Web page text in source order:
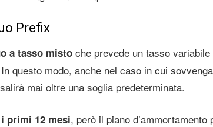
Prefix
a tasso misto che prevede un tasso
questo modo, anche nel caso in cui
mai oltre una soglia predeterminata.
primi 12 mesi, però il piano